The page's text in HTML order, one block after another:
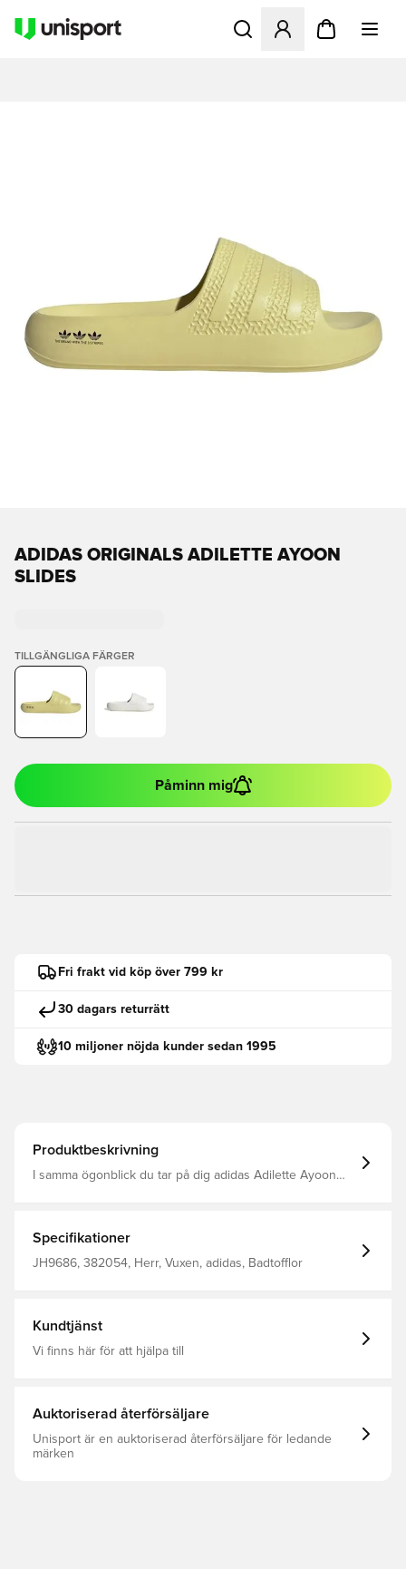
Öppnar en Modal för att
ADIDAS ORIGINALS ADILETTE AYOON
SLIDES
TILLGÄNGLIGA FÄRGER
Påminn mig
Fri frakt vid köp över 799 kr
30 dagars returrätt
10 miljoner nöjda kunder sedan 1995
Produktbeskrivning
I samma ögonblick du tar på dig adidas Adilette Ayoon
Den minimalistiska stilen sträcker sig bortom
konstruktionen – färgerna är också nedtonade, vilket
betyder att de passar till allt. Slip-on Ovandel i EVA
Specifikationer
JH9686, 382054, Herr, Vuxen, adidas, Badtofflor
Kundtjänst
Vi finns här för att hjälpa till
Auktoriserad återförsäljare
Unisport är en auktoriserad återförsäljare för ledande
märken